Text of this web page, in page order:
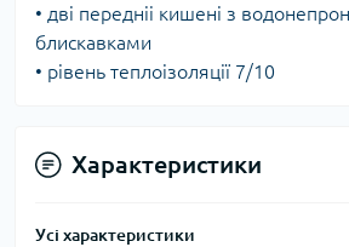
• дві передніі кишені з
блискавками
• рівень теплоізоляції 7/10
Характеристики
Усі характеристики